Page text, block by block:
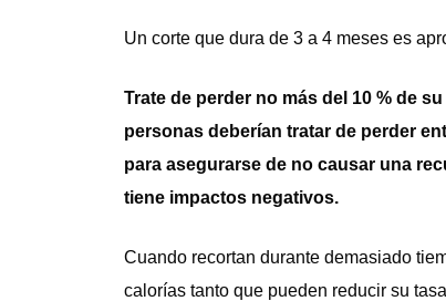
Un corte que dura de 3 a 4 meses es
Trate de perder no más del 10 % de
personas deberían tratar de perder
para asegurarse de no causar una
tiene impactos negativos.
Cuando recortan durante demasiado
calorías tanto que pueden reducir su